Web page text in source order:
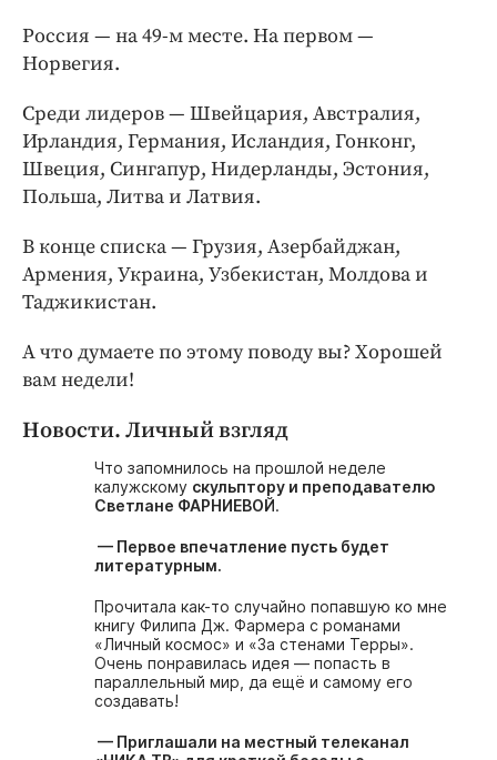
Россия — на 49-м месте. На первом —
Норвегия.
Среди лидеров — Швейцария, Австралия,
Ирландия, Германия, Исландия, Гонконг,
Швеция, Сингапур, Нидерланды, Эстония,
Польша, Литва и Латвия.
В конце списка — Грузия, Азербайджан,
Армения, Украина, Узбекистан, Молдова и
Таджикистан.
А что думаете по этому поводу вы? Хорошей
вам недели!
Новости. Личный взгляд
Что запомнилось на прошлой неделе
калужскому скульптору и преподавателю
Светлане ФАРНИЕВОЙ.
— Первое впечатление пусть будет
литературным.
Прочитала как-то случайно попавшую ко мне
книгу Филипа Дж. Фармера с романами
«Личный космос» и «За стенами Терры».
Очень понравилась идея — попасть в
параллельный мир, да ещё и самому его
создавать!
— Приглашали на местный телеканал